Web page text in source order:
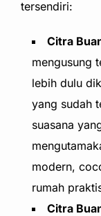
tersendiri:
Citra
mengusung
lebih dulu
yang sudah
suasana
modern,
rumah
Citra